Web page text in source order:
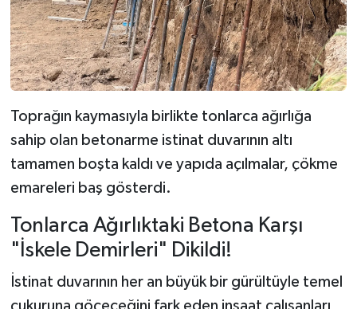
Toprağın kaymasıyla birlikte tonlarca ağırlığa
sahip olan betonarme istinat duvarının altı
tamamen boşta kaldı ve yapıda açılmalar, çökme
emareleri baş gösterdi.
Tonlarca Ağırlıktaki Betona Karşı
"İskele Demirleri" Dikildi!
İstinat duvarının her an büyük bir gürültüyle temel
çukuruna göçeceğini fark eden inşaat çalışanları,